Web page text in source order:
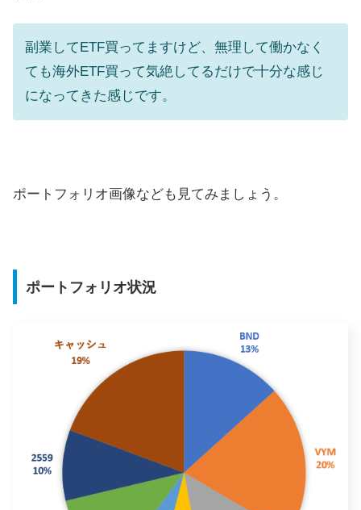
副業してETF買ってますけど、無理して働かなく
ても海外ETF買って気絶してるだけで十分な感じ
になってきた感じです。
ポートフォリオ画像なども見てみましょう。
ポートフォリオ状況